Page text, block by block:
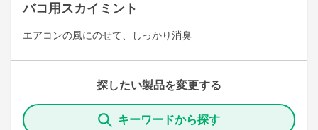
バコ用スカイミント
エアコンの風にのせて、しっかり消臭
探したい製品を変更する
キーワードから探す